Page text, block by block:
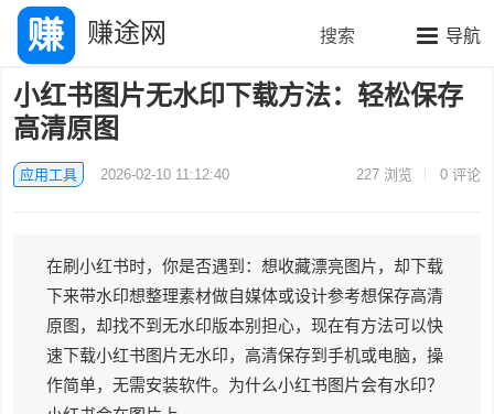
赚途网 导航
搜索
小红书图片无水印下载方法：轻松保存
高清原图
应用工具 2026-02-10 11:12:40 227浏览 0 评论
在刷小红书时，你是否遇到：想收藏漂亮图片，却下载
下来带水印想整理素材做自媒体或设计参考想保存高清
原图，却找不到无水印版本别担心，现在有方法可以快
速下载小红书图片无水印，高清保存到手机或电脑，操
作简单，无需安装软件。为什么小红书图片会有水印？